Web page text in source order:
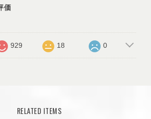
価
929 18 0
RELATED ITEMS